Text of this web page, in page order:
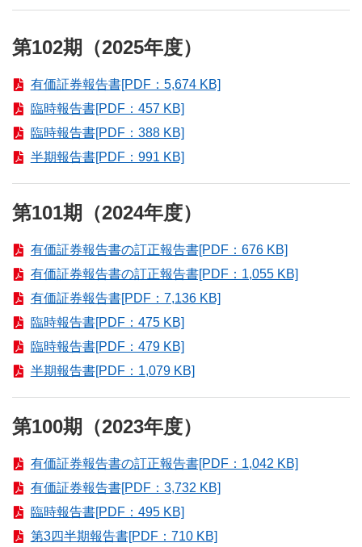
第102期（2025年度）
有価証券報告書[PDF：5,674 KB]
臨時報告書[PDF：457 KB]
臨時報告書[PDF：388 KB]
半期報告書[PDF：991 KB]
第101期（2024年度）
有価証券報告書の訂正報告書[PDF：676 KB]
有価証券報告書の訂正報告書[PDF：1,055 KB]
有価証券報告書[PDF：7,136 KB]
臨時報告書[PDF：475 KB]
臨時報告書[PDF：479 KB]
半期報告書[PDF：1,079 KB]
第100期（2023年度）
有価証券報告書の訂正報告書[PDF：1,042 KB]
有価証券報告書[PDF：3,732 KB]
臨時報告書[PDF：495 KB]
第3四半期報告書[PDF：710 KB]